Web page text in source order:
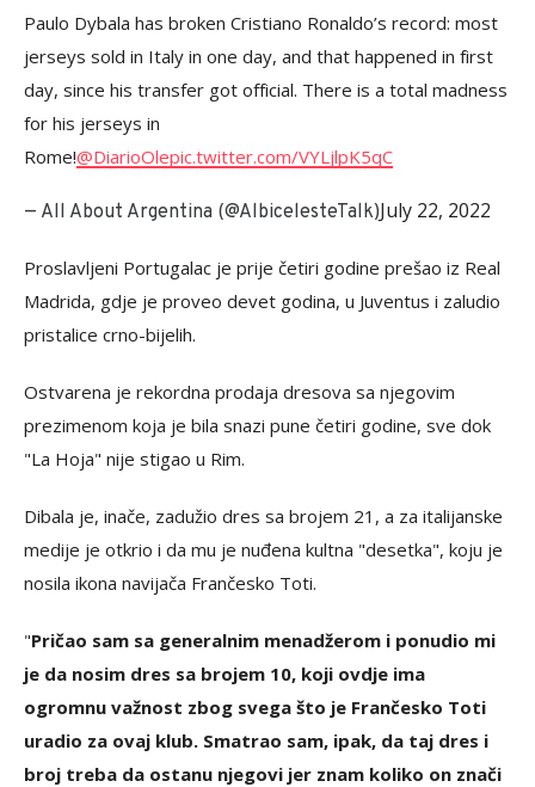
Paulo Dybala has broken Cristiano Ronaldo’s record: most
jerseys sold in Italy in one day, and that happened in first
day, since his transfer got official. There is a total madness
for his jerseys in
Rome!@DiarioOlepic.twitter.com/VYLjlpK5qC
— All About Argentina (@AlbicelesteTalk)July 22, 2022
Proslavljeni Portugalac je prije četiri godine prešao iz Real
Madrida, gdje je proveo devet godina, u Juventus i zaludio
pristalice crno-bijelih.
Ostvarena je rekordna prodaja dresova sa njegovim
prezimenom koja je bila snazi pune četiri godine, sve dok
"La Hoja" nije stigao u Rim.
Dibala je, inače, zadužio dres sa brojem 21, a za italijanske
medije je otkrio i da mu je nuđena kultna "desetka", koju je
nosila ikona navijača Frančesko Toti.
"Pričao sam sa generalnim menadžerom i ponudio mi
je da nosim dres sa brojem 10, koji ovdje ima
ogromnu važnost zbog svega što je Frančesko Toti
uradio za ovaj klub. Smatrao sam, ipak, da taj dres i
broj treba da ostanu njegovi jer znam koliko on znači